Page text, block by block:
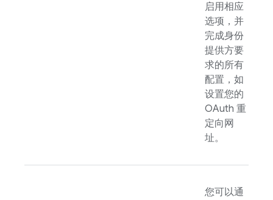
启用相应
选项，并
完成身份
提供方要
求的所有
配置，如
设置您的
OAuth 重
定向网
址。
您可以通